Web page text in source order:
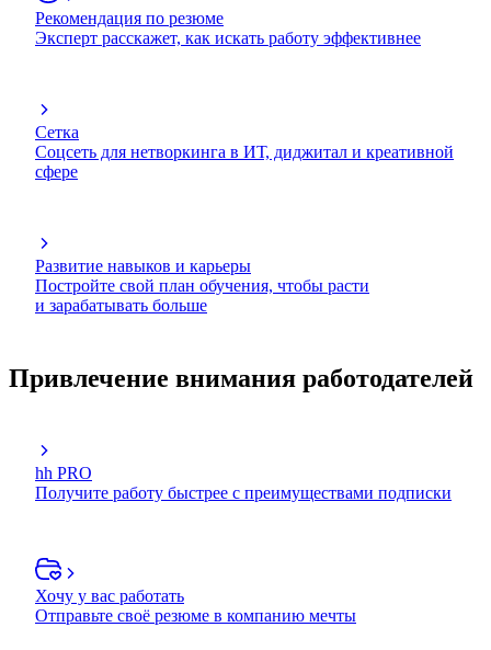
Рекомендация по резюме
Эксперт расскажет, как искать работу эффективнее
Сетка
Соцсеть для нетворкинга в ИТ, диджитал и креативной
сфере
Развитие навыков и карьеры
Постройте свой план обучения, чтобы расти
и зарабатывать больше
Привлечение внимания работодателей
hh PRO
Получите работу быстрее с преимуществами подписки
Хочу у вас работать
Отправьте своё резюме в компанию мечты